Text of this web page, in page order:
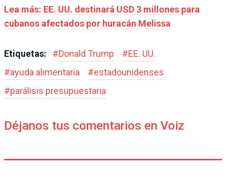
Lea más: EE. UU. destinará USD 3 millones para
cubanos afectados por huracán Melissa
Etiquetas: #Donald Trump #EE. UU.
#ayuda alimentaria #estadounidenses
#parálisis presupuestaria
Déjanos tus comentarios en Voiz